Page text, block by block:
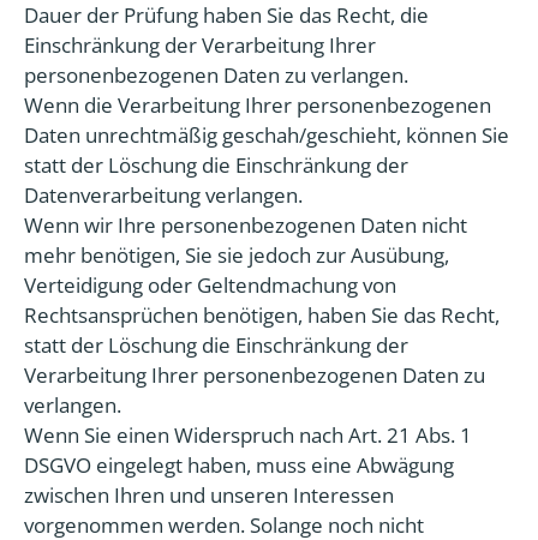
Dauer der Prüfung haben Sie das Recht, die
Einschränkung der Verarbeitung Ihrer
personenbezogenen Daten zu verlangen.
Wenn die Verarbeitung Ihrer personenbezogenen
Daten unrechtmäßig geschah/geschieht, können Sie
statt der Löschung die Einschränkung der
Datenverarbeitung verlangen.
Wenn wir Ihre personenbezogenen Daten nicht
mehr benötigen, Sie sie jedoch zur Ausübung,
Verteidigung oder Geltendmachung von
Rechtsansprüchen benötigen, haben Sie das Recht,
statt der Löschung die Einschränkung der
Verarbeitung Ihrer personenbezogenen Daten zu
verlangen.
Wenn Sie einen Widerspruch nach Art. 21 Abs. 1
DSGVO eingelegt haben, muss eine Abwägung
zwischen Ihren und unseren Interessen
vorgenommen werden. Solange noch nicht